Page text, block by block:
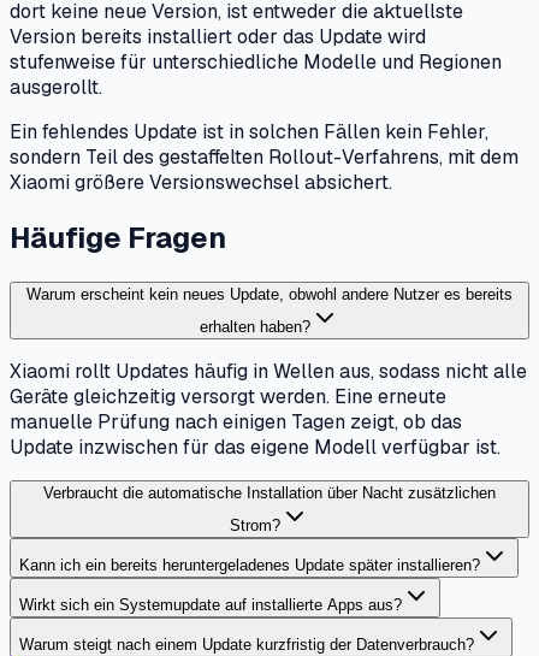
dort keine neue Version, ist entweder die aktuellste
Version bereits installiert oder das Update wird
stufenweise für unterschiedliche Modelle und Regionen
ausgerollt.
Ein fehlendes Update ist in solchen Fällen kein Fehler,
sondern Teil des gestaffelten Rollout-Verfahrens, mit dem
Xiaomi größere Versionswechsel absichert.
Häufige Fragen
Warum erscheint kein neues Update, obwohl andere Nutzer es bereits
erhalten haben?
Xiaomi rollt Updates häufig in Wellen aus, sodass nicht alle
Geräte gleichzeitig versorgt werden. Eine erneute
manuelle Prüfung nach einigen Tagen zeigt, ob das
Update inzwischen für das eigene Modell verfügbar ist.
Verbraucht die automatische Installation über Nacht zusätzlichen
Strom?
Kann ich ein bereits heruntergeladenes Update später installieren?
Wirkt sich ein Systemupdate auf installierte Apps aus?
Warum steigt nach einem Update kurzfristig der Datenverbrauch?